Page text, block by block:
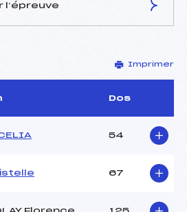
MANDAROUX CHRISTIAN
(SA)
Imprimer
Dos
54
67